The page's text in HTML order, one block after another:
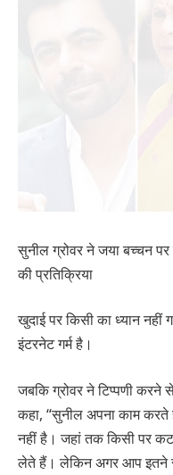
सुनील ग्रोवर ने जया बच्चन पर
की प्रतिक्रिया
खुदाई पर किसी का ध्यान नहीं
इंटरनेट गर्म है।
जबकि ग्रोवर ने टिप्पणी करने
कहा, “सुनील अपना काम करते
नहीं है। जहां तक ​​किसी पर
लेते हैं। लेकिन अगर आप इतने